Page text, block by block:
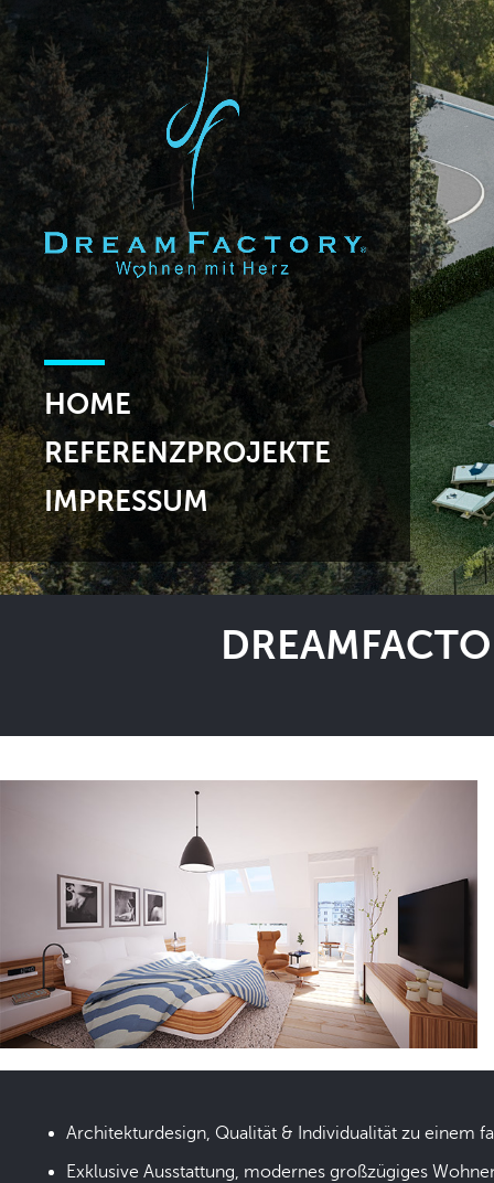
HOME
REFERENZPROJEKTE
IMPRESSUM
Architekturdesign, Qualität & Individualität zu einem
Exklusive Ausstattung, modernes großzügiges